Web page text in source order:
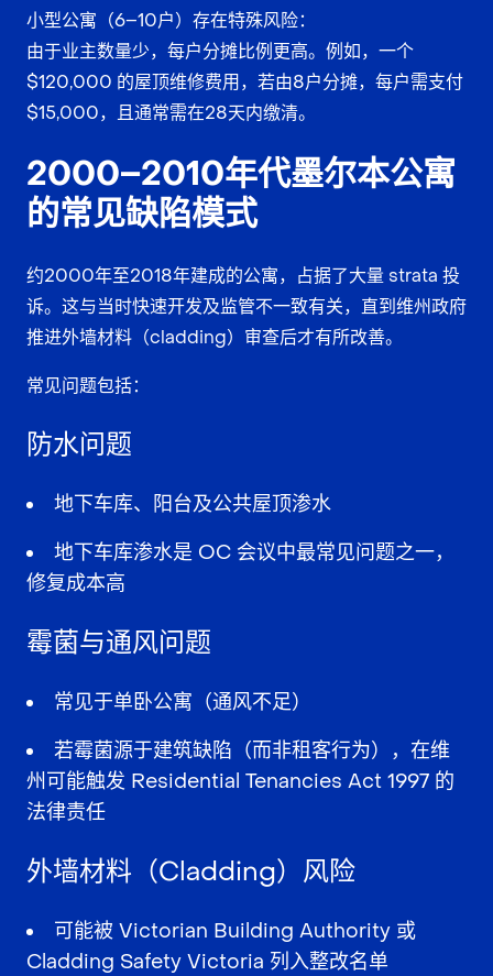
小型公寓（6–10户）存在特殊风险：
由于业主数量少，每户分摊比例更高。例如，一个
$120,000 的屋顶维修费用，若由8户分摊，每户需支付
$15,000，且通常需在28天内缴清。
2000–2010年代墨尔本公寓
的常见缺陷模式
约2000年至2018年建成的公寓，占据了大量 strata 投
诉。这与当时快速开发及监管不一致有关，直到维州政府
推进外墙材料（cladding）审查后才有所改善。
常见问题包括：
防水问题
地下车库、阳台及公共屋顶渗水
地下车库渗水是 OC 会议中最常见问题之一，
修复成本高
霉菌与通风问题
常见于单卧公寓（通风不足）
若霉菌源于建筑缺陷（而非租客行为），在维
州可能触发 Residential Tenancies Act 1997 的
法律责任
外墙材料（Cladding）风险
可能被 Victorian Building Authority 或
Cladding Safety Victoria 列入整改名单